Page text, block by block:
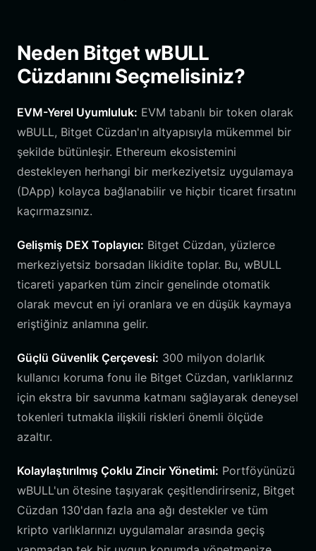
Neden Bitget wBULL
Cüzdanını Seçmelisiniz?
EVM-Yerel Uyumluluk: EVM tabanlı bir token olarak
wBULL, Bitget Cüzdan'ın altyapısıyla mükemmel bir
şekilde bütünleşir. Ethereum ekosistemini
destekleyen herhangi bir merkeziyetsiz uygulamaya
(DApp) kolayca bağlanabilir ve hiçbir ticaret fırsatını
kaçırmazsınız.
Gelişmiş DEX Toplayıcı: Bitget Cüzdan, yüzlerce
merkeziyetsiz borsadan likidite toplar. Bu, wBULL
ticareti yaparken tüm zincir genelinde otomatik
olarak mevcut en iyi oranlara ve en düşük kaymaya
eriştiğiniz anlamına gelir.
Güçlü Güvenlik Çerçevesi: 300 milyon dolarlık
kullanıcı koruma fonu ile Bitget Cüzdan, varlıklarınız
için ekstra bir savunma katmanı sağlayarak deneysel
tokenleri tutmakla ilişkili riskleri önemli ölçüde
azaltır.
Kolaylaştırılmış Çoklu Zincir Yönetimi: Portföyünüzü
wBULL'un ötesine taşıyarak çeşitlendirirseniz, Bitget
Cüzdan 130'dan fazla ana ağı destekler ve tüm
kripto varlıklarınızı uygulamalar arasında geçiş